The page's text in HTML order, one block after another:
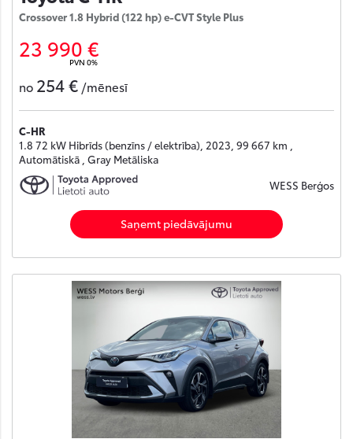
Crossover 1.8 Hybrid (122 hp) e-CVT Style Plus
23 990 €
PVN 0%
no 254 € /mēnesī
C-HR
1.8 72 kW Hibrīds (benzīns / elektrība), 2023, 99 667 km ,
Automātiskā , Gray Metāliska
WESS Berģos
Saņemt piedāvājumu